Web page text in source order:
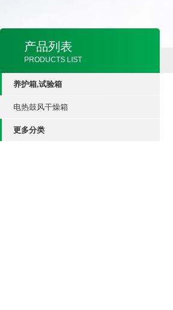
产品列表
PRODUCTS LIST
养护箱,试验箱
电热鼓风干燥箱
更多分类